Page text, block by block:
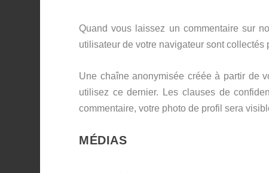
Quand vous laissez un commentaire sur
utilisateur de votre navigateur sont
Une chaîne anonymisée créée à partir de
utilisez ce dernier. Les clauses de
commentaire, votre photo de profil sera
MÉDIAS